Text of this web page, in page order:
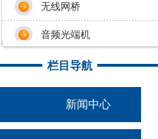
栏目导航
新闻中心
无线网桥
音频光端机